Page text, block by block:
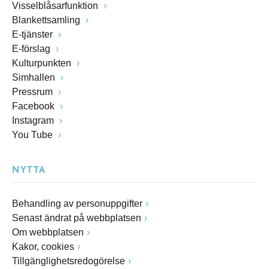
Visselblåsarfunktion
Blankettsamling
E-tjänster
E-förslag
Kulturpunkten
Simhallen
Pressrum
Facebook
Instagram
You Tube
NYTTA
Behandling av personuppgifter
Senast ändrat på webbplatsen
Om webbplatsen
Kakor, cookies
Tillgänglighetsredogörelse